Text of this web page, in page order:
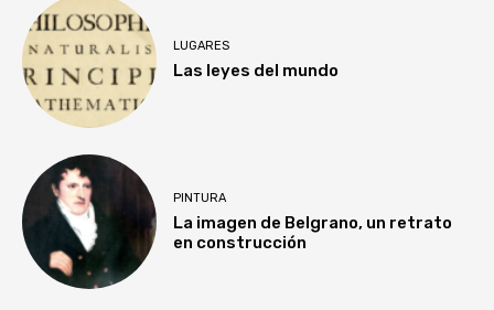
LUGARES
Las leyes del mundo
PINTURA
La imagen de Belgrano, un retrato
en construcción